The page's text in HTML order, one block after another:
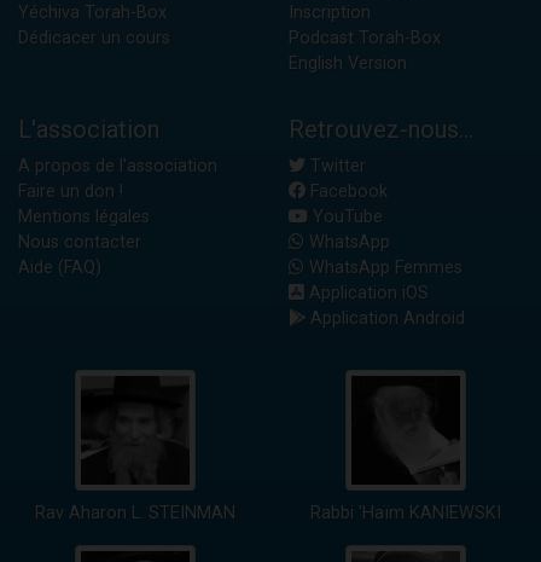
Yéchiva Torah-Box
Dédicacer un cours
Inscription
Podcast Torah-Box
English Version
L'association
A propos de l'association
Faire un don !
Mentions légales
Nous contacter
Aide (FAQ)
Retrouvez-nous...
Twitter
Facebook
YouTube
WhatsApp
WhatsApp Femmes
Application iOS
Application Android
Rav Aharon L. STEINMAN Rabbi 'Haïm KANIEWSKI